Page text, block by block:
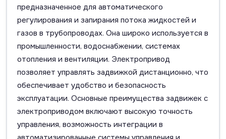
предназначенное для автоматического
регулирования и запирания потока жидкостей и
газов в трубопроводах. Она широко используется в
промышленности, водоснабжении, системах
отопления и вентиляции. Электропривод
позволяет управлять задвижкой дистанционно, что
обеспечивает удобство и безопасность
эксплуатации. Основные преимущества задвижек с
электроприводом включают высокую точность
управления, возможность интеграции в